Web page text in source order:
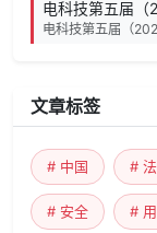
电科技第五届（
电科技第五届（
文章标签
# 中国 #
# 安全 #